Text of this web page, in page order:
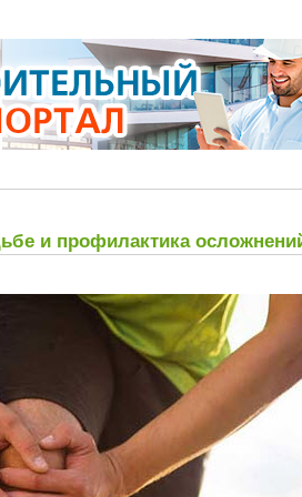
и профилактика